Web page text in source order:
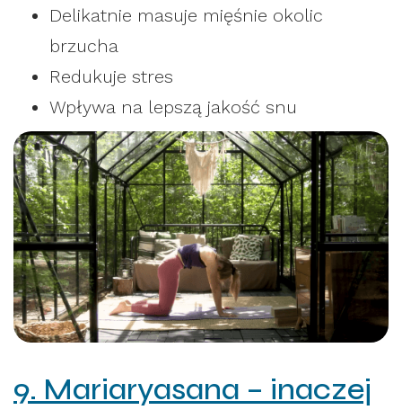
Delikatnie masuje mięśnie okolic
brzucha
Redukuje stres
Wpływa na lepszą jakość snu
9. Mariaryasana – inaczej